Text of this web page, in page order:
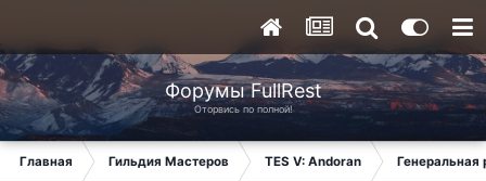
Форумы FullRest
Оторвись по полной!
Главная Гильдия Мастеров TES V: Andoran Генеральная